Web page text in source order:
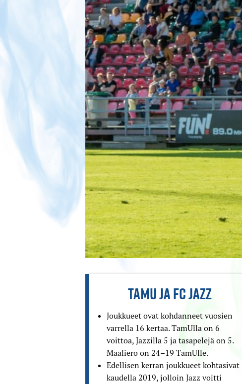
TAMU JA FC JAZZ
Joukkueet ovat kohdanneet vuosien
varrella 16 kertaa. TamUlla on 6
voittoa, Jazzilla 5 ja tasapelejä on 5.
Maaliero on 24–19 TamUlle.
Edellisen kerran joukkueet kohtasivat
kaudella 2019, jolloin Jazz voitti